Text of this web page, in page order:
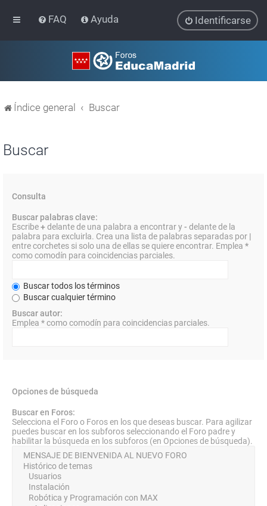
FAQ Ayuda Identificarse
Índice general Buscar
Buscar
Consulta
Buscar palabras clave:
Escribe+delante de una palabra a encontrar y- delante de la
palabra para excluirla. Crea una lista de palabras separadas por |
entre corchetes si solo una de ellas se quiere encontrar. Emplea *
como comodín para coincidencias parciales.
Buscar todos los términos
Buscar cualquier término
Buscar autor:
Emplea * como comodín para coincidencias parciales.
Opciones de búsqueda
Buscar en Foros:
Selecciona el Foro o Foros en los que deseas buscar. Para agilizar
puedes buscar en los subforos seleccionando el Foro padre y
habilitar la búsqueda en los subforos (en Opciones de búsqueda).